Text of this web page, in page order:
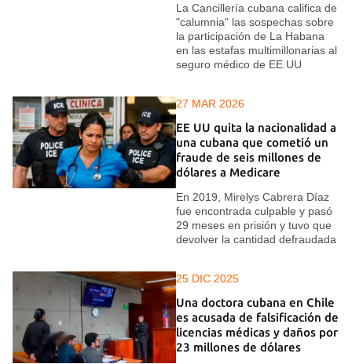
La Cancillería cubana califica de
"calumnia" las sospechas sobre
la participación de La Habana
en las estafas multimillonarias al
seguro médico de EE UU
27 MAR 2026
EE UU quita la nacionalidad a
una cubana que cometió un
fraude de seis millones de
dólares a Medicare
En 2019, Mirelys Cabrera Díaz
fue encontrada culpable y pasó
29 meses en prisión y tuvo que
devolver la cantidad defraudada
25 DIC 2025
Una doctora cubana en Chile
es acusada de falsificación de
licencias médicas y daños por
23 millones de dólares